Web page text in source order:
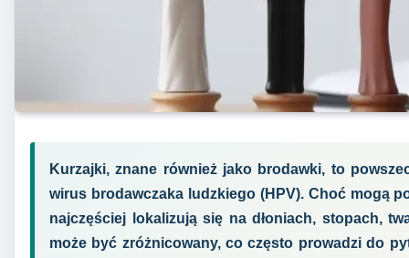
Kurzajki, znane również jako brodawki, to
wirus brodawczaka ludzkiego (HPV). Choć mogą
najczęściej lokalizują się na dłoniach, stopach,
może być zróżnicowany, co często prowadzi do